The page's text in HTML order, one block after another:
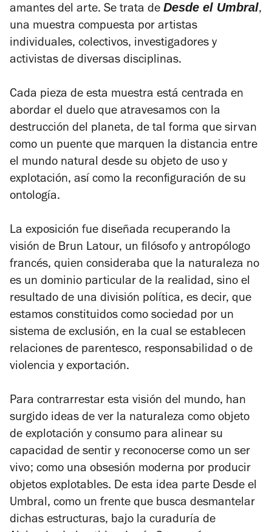
amantes del arte. Se trata de Desde el Umbral,
una muestra compuesta por artistas
individuales, colectivos, investigadores y
activistas de diversas disciplinas.
Cada pieza de esta muestra está centrada en
abordar el duelo que atravesamos con la
destrucción del planeta, de tal forma que sirvan
como un puente que marquen la distancia entre
el mundo natural desde su objeto de uso y
explotación, así como la reconfiguración de su
ontología.
La exposición fue diseñada recuperando la
visión de Brun Latour, un filósofo y antropólogo
francés, quien consideraba que la naturaleza no
es un dominio particular de la realidad, sino el
resultado de una división política, es decir, que
estamos constituidos como sociedad por un
sistema de exclusión, en la cual se establecen
relaciones de parentesco, responsabilidad o de
violencia y exportación.
Para contrarrestar esta visión del mundo, han
surgido ideas de ver la naturaleza como objeto
de explotación y consumo para alinear su
capacidad de sentir y reconocerse como un ser
vivo; como una obsesión moderna por producir
objetos explotables. De esta idea parte Desde el
Umbral, como un frente que busca desmantelar
dichas estructuras, bajo la curaduría de